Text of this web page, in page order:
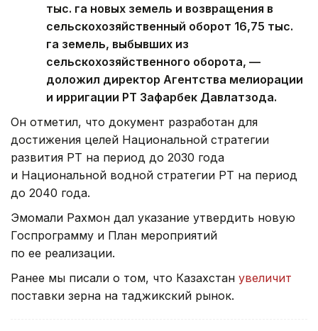
тыс. га новых земель и возвращения в
сельскохозяйственный оборот 16,75 тыс.
га земель, выбывших из
сельскохозяйственного оборота, —
доложил директор Агентства мелиорации
и ирригации РТ Зафарбек Давлатзода.
Он отметил, что документ разработан для
достижения целей Национальной стратегии
развития РТ на период до 2030 года
и Национальной водной стратегии РТ на период
до 2040 года.
Эмомали Рахмон дал указание утвердить новую
Госпрограмму и План мероприятий
по ее реализации.
Ранее мы писали о том, что Казахстан увеличит
поставки зерна на таджикский рынок.